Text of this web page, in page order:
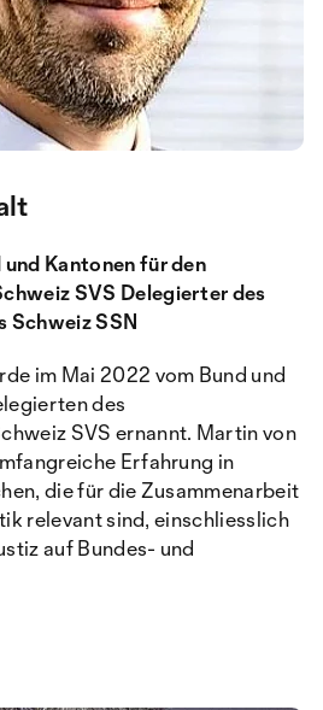
Kantonen für den
SVS Delegierter des
Schweiz SSN
im Mai 2022 vom Bund und
des
SVS ernannt. Martin von
Erfahrung in
die für die Zusammenarbeit
relevant sind, einschliesslich
auf Bundes- und